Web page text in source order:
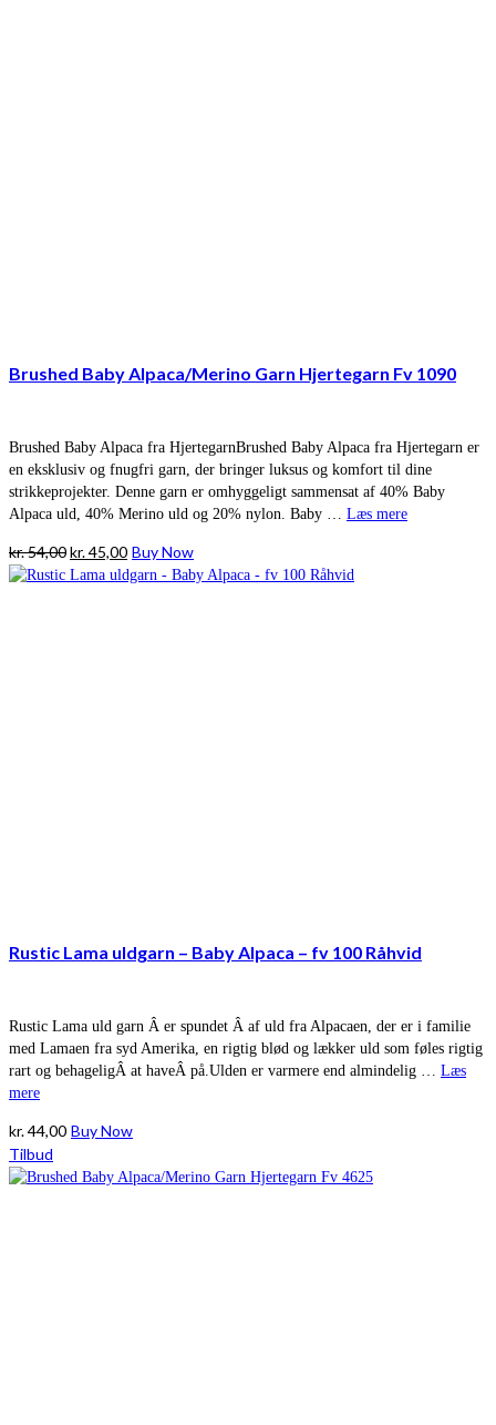
Brushed Baby Alpaca/Merino Garn Hjertegarn Fv 1090
Brushed Baby Alpaca fra HjertegarnBrushed Baby Alpaca fra Hjertegarn er
en eksklusiv og fnugfri garn, der bringer luksus og komfort til dine
strikkeprojekter. Denne garn er omhyggeligt sammensat af 40% Baby
Alpaca uld, 40% Merino uld og 20% nylon. Baby … Læs mere
kr.54,00Den
oprindelige
kr.45,00Den
aktuelle
Buy Now
Rustic Lama uldgarn – Baby Alpaca – fv 100 Råhvid
Rustic Lama uld garn Â er spundet Â af uld fra Alpacaen, der er i familie
med Lamaen fra syd Amerika, en rigtig blød og lækker uld som føles rigtig
rart og behageligÂ at haveÂ på.Ulden er varmere end almindelig … Læs
mere
kr.44,00 Buy Now
Tilbud